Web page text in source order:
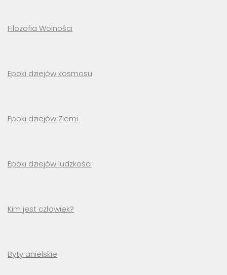
Filozofia Wolności
Epoki dziejów kosmosu
Epoki dziejów Ziemi
Epoki dziejów ludzkości
Kim jest człowiek?
Byty anielskie